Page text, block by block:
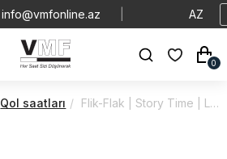
info@vmfonline.az AZ
0
Qol saatları Flik-Flak | Story Time | Let's Get Artsy | ZFPNP166